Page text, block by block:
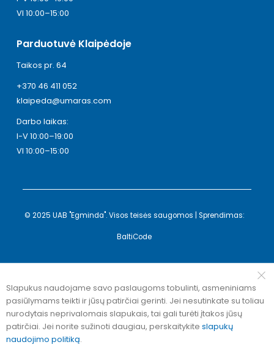
VI 10:00–15:00
Parduotuvė Klaipėdoje
Taikos pr. 64
+370 46 411 052
klaipeda@umaras.com
Darbo laikas:
I-V 10:00–19:00
VI 10:00–15:00
© 2025 UAB "Egminda". Visos teisės saugomos | Sprendimas:
BaltiCode
Slapukus naudojame savo paslaugoms tobulinti, asmeniniams
pasiūlymams teikti ir jūsų patirčiai gerinti. Jei nesutinkate su toliau
nurodytais neprivalomais slapukais, tai gali turėti įtakos jūsų
patirčiai. Jei norite sužinoti daugiau, perskaitykite slapukų
naudojimo politiką.